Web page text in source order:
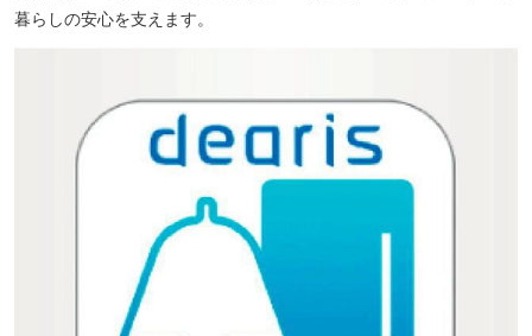
暮らしの安心を支えます。